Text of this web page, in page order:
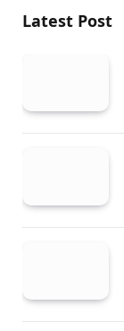
Latest Post